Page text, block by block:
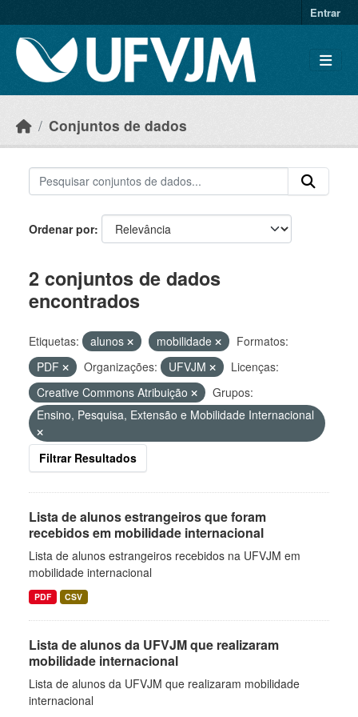
Entrar
Conjuntos de dados
Ordenar por
2 conjuntos de dados
encontrados
Etiquetas: alunos mobilidade
Formatos:
PDF
Organizações: UFVJM
Licenças:
Creative Commons Atribuição
Grupos:
Ensino, Pesquisa, Extensão e Mobilidade Internacional
Filtrar Resultados
Lista de alunos estrangeiros que foram
recebidos em mobilidade internacional
Lista de alunos estrangeiros recebidos na UFVJM em
mobilidade internacional
PDF CSV
Lista de alunos da UFVJM que realizaram
mobilidade internacional
Lista de alunos da UFVJM que realizaram mobilidade
internacional